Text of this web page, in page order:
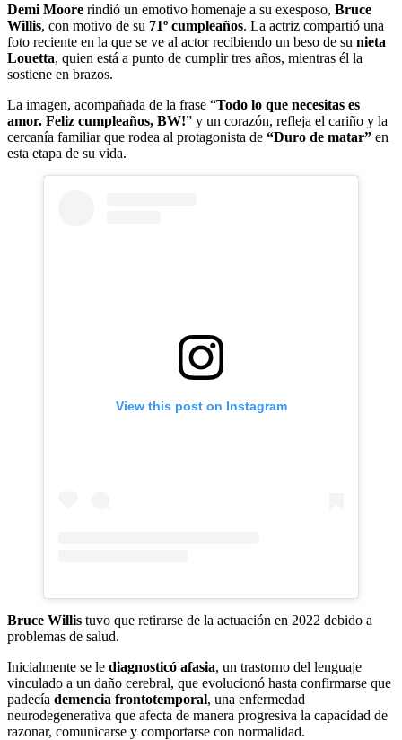
Demi Moore rindió un emotivo homenaje a su exesposo, Bruce
Willis, con motivo de su 71º cumpleaños. La actriz compartió una
foto reciente en la que se ve al actor recibiendo un beso de su nieta
Louetta, quien está a punto de cumplir tres años, mientras él la
sostiene en brazos.
La imagen, acompañada de la frase “Todo lo que necesitas es
amor. Feliz cumpleaños, BW!” y un corazón, refleja el cariño y la
cercanía familiar que rodea al protagonista de “Duro de matar” en
esta etapa de su vida.
View this post on Instagram
Bruce Willis tuvo que retirarse de la actuación en 2022 debido a
problemas de salud.
Inicialmente se le diagnosticó afasia, un trastorno del lenguaje
vinculado a un daño cerebral, que evolucionó hasta confirmarse que
padecía demencia frontotemporal, una enfermedad
neurodegenerativa que afecta de manera progresiva la capacidad de
razonar, comunicarse y comportarse con normalidad.